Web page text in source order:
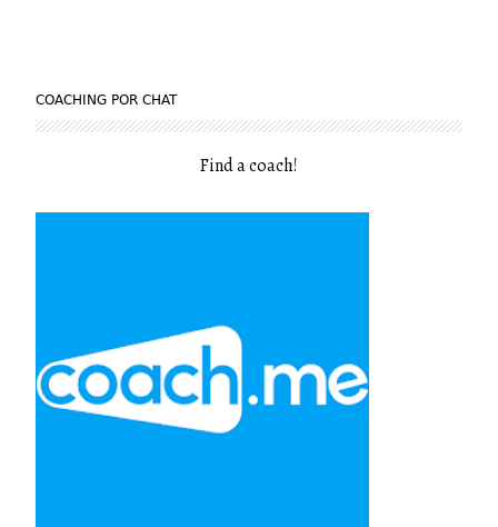
COACHING POR CHAT
Find a coach!